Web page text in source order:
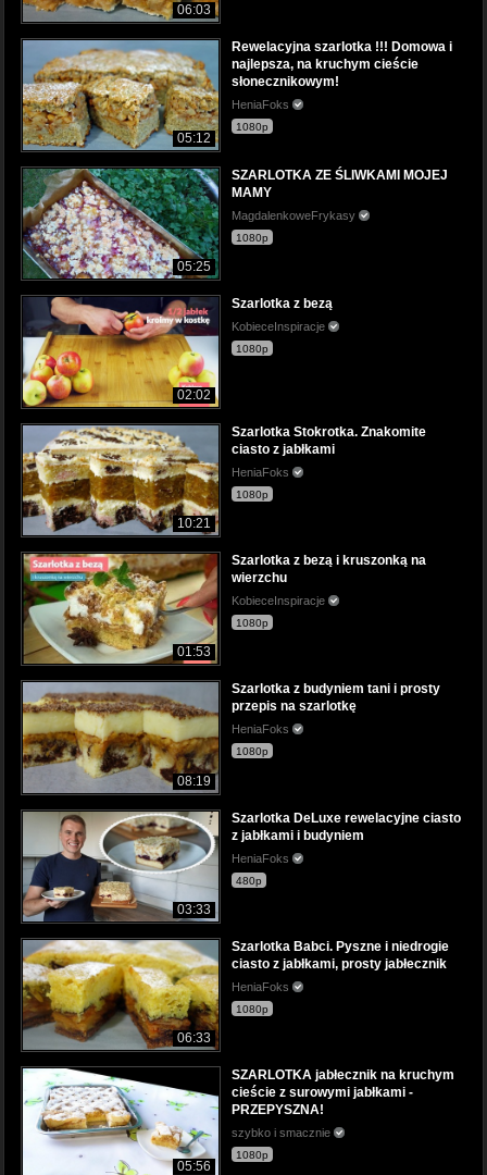
06:03
05:12
Rewelacyjna szarlotka !!! Domowa i
najlepsza, na kruchym cieście
słonecznikowym!
HeniaFoks
1080p
05:25
SZARLOTKA ZE ŚLIWKAMI MOJEJ
MAMY
MagdalenkoweFrykasy
1080p
02:02
Szarlotka z bezą
KobieceInspiracje
1080p
10:21
Szarlotka Stokrotka. Znakomite
ciasto z jabłkami
HeniaFoks
1080p
01:53
Szarlotka z bezą i kruszonką na
wierzchu
KobieceInspiracje
1080p
08:19
Szarlotka z budyniem tani i prosty
przepis na szarlotkę
HeniaFoks
1080p
03:33
Szarlotka DeLuxe rewelacyjne ciasto
z jabłkami i budyniem
HeniaFoks
480p
06:33
Szarlotka Babci. Pyszne i niedrogie
ciasto z jabłkami, prosty jabłecznik
HeniaFoks
1080p
05:56
SZARLOTKA jabłecznik na kruchym
cieście z surowymi jabłkami -
PRZEPYSZNA!
szybko i smacznie
1080p